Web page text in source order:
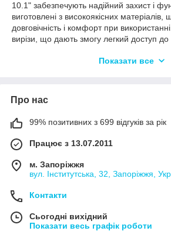
10.1" забезпечують надійний захист і
виготовлені з високоякісних
довговічність і комфорт при
вирізи, що дають змогу легкий доступ до
дизайн, який додасть шик і
планшету стильний вигляд.
Показати все
Про нас
99% позитивних з 699 відгуків за рік
Працює з 13.07.2011
м. Запоріжжя
вул. Інститутська, 32, Запоріжжя,
Контакти
Сьогодні вихідний
Показати весь графік роботи